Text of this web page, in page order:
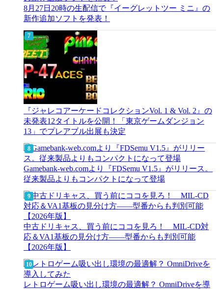
8月27日20時の生配信で『イーグレットツー ミニ』の
新作追加ソフトを発表！
『ジャレコアーケードコレクションVol. 1 & Vol. 2』の
未発表12タイトルを公開！「東京ゲームダンジョン
13」でプレアブル出展も決定
Gamebank-web.comより『FDSemu V1.5』がリリース。
従来製品よりもコンパクトになって登場
中古ドリキャス、買う前にココを見ろ！ MIL-CD対
応＆VA1基板の見分け方——型番からも判別可能
【2026年版】
レトロゲーム吸い出し環境の最適解？ OmniDriveを導